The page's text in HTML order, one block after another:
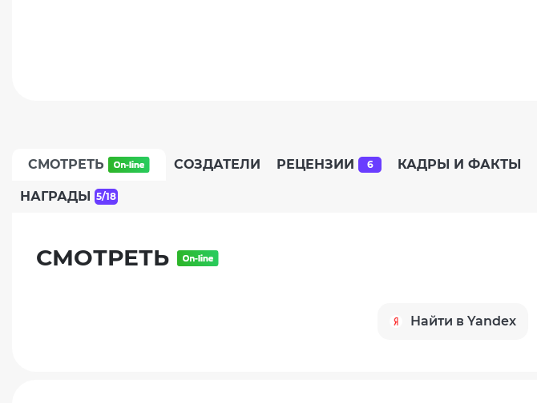
СМОТРЕТЬ СОЗДАТЕЛИ РЕЦЕНЗИИ 6 КАДРЫ И ФАКТЫ
НАГРАДЫ 5/18
СМОТРЕТЬ
Найти в Yandex